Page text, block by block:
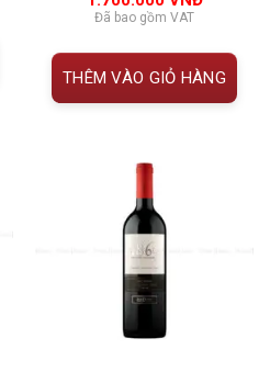
đánh giá
Đã bao gồm VAT
THÊM VÀO GIỎ HÀNG